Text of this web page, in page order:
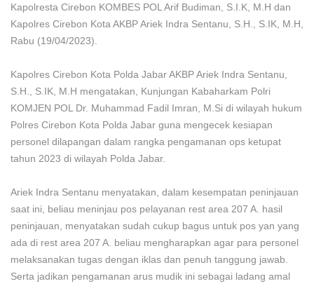
Kapolresta Cirebon KOMBES POL Arif Budiman, S.I.K, M.H dan
Kapolres Cirebon Kota AKBP Ariek Indra Sentanu, S.H., S.IK, M.H,
Rabu (19/04/2023).
Kapolres Cirebon Kota Polda Jabar AKBP Ariek Indra Sentanu,
S.H., S.IK, M.H mengatakan, Kunjungan Kabaharkam Polri
KOMJEN POL Dr. Muhammad Fadil Imran, M.Si di wilayah hukum
Polres Cirebon Kota Polda Jabar guna mengecek kesiapan
personel dilapangan dalam rangka pengamanan ops ketupat
tahun 2023 di wilayah Polda Jabar.
Ariek Indra Sentanu menyatakan, dalam kesempatan peninjauan
saat ini, beliau meninjau pos pelayanan rest area 207 A. hasil
peninjauan, menyatakan sudah cukup bagus untuk pos yan yang
ada di rest area 207 A. beliau mengharapkan agar para personel
melaksanakan tugas dengan iklas dan penuh tanggung jawab.
Serta jadikan pengamanan arus mudik ini sebagai ladang amal